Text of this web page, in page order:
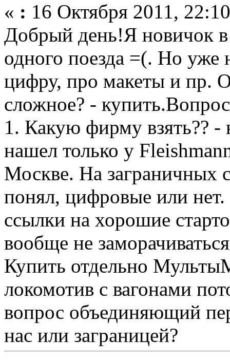
« : 16 Октября 2011,
Добрый день!Я новичок
одного поезда =(. Но уже
цифру, про макеты и пр.
сложное? -
1. Какую фирму взять??
нашел только у
Москве. На заграничных
понял, цифровые или нет.
ссылки на хорошие
вообще не
Купить отдельно
локомотив с вагонами
вопрос объединяющий
нас или заграницей?